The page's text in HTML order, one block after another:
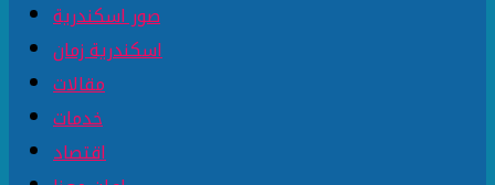
صور اسكندرية
اسكندرية زمان
مقالات
خدمات
اقتصاد